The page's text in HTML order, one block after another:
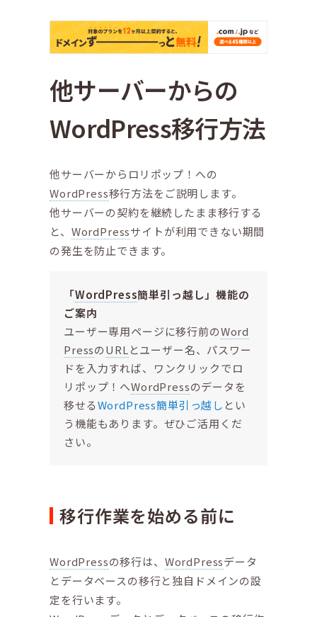
他サーバーからの
WordPress移行方法
他サーバーからロリポップ！への
WordPress移行方法をご説明します。
他サーバーの契約を継続したまま移行する
と、 WordPressサイトが利用できない期間
の発生を防止できます。
「WordPress簡単引っ越し」機能の
ご案内
ユーザー専用ページに移行前のWord
PressのURL とユーザー名、パスワー
ドを入力すれば、ワンクリックでロ
リポップ！へWordPressのデータを
移せるWordPress簡単引っ越し とい
う機能もあります。ぜひご活用くだ
さい。
移行作業を始める前に
WordPressの移行は、 WordPressデータ
とデータベースの移行と独自ドメインの設
定を行います。